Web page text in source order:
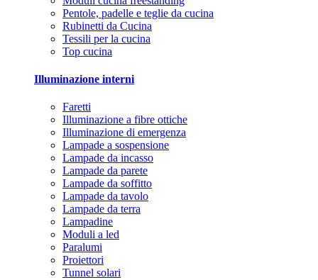
Pentole, padelle e teglie da cucina
Rubinetti da Cucina
Tessili per la cucina
Top cucina
Illuminazione interni
Faretti
Illuminazione a fibre ottiche
Illuminazione di emergenza
Lampade a sospensione
Lampade da incasso
Lampade da parete
Lampade da soffitto
Lampade da tavolo
Lampade da terra
Lampadine
Moduli a led
Paralumi
Proiettori
Tunnel solari